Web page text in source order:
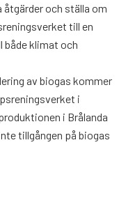
och ställa om
till en
både klimat och
av biogas kommer
i
i Brålanda
tillgången på biogas